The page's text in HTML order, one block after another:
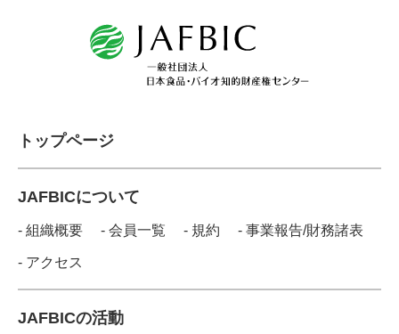
トップページ
JAFBICについて
- 組織概要 - 会員一覧 - 規約 - 事業報告/財務諸表
- アクセス
JAFBICの活動